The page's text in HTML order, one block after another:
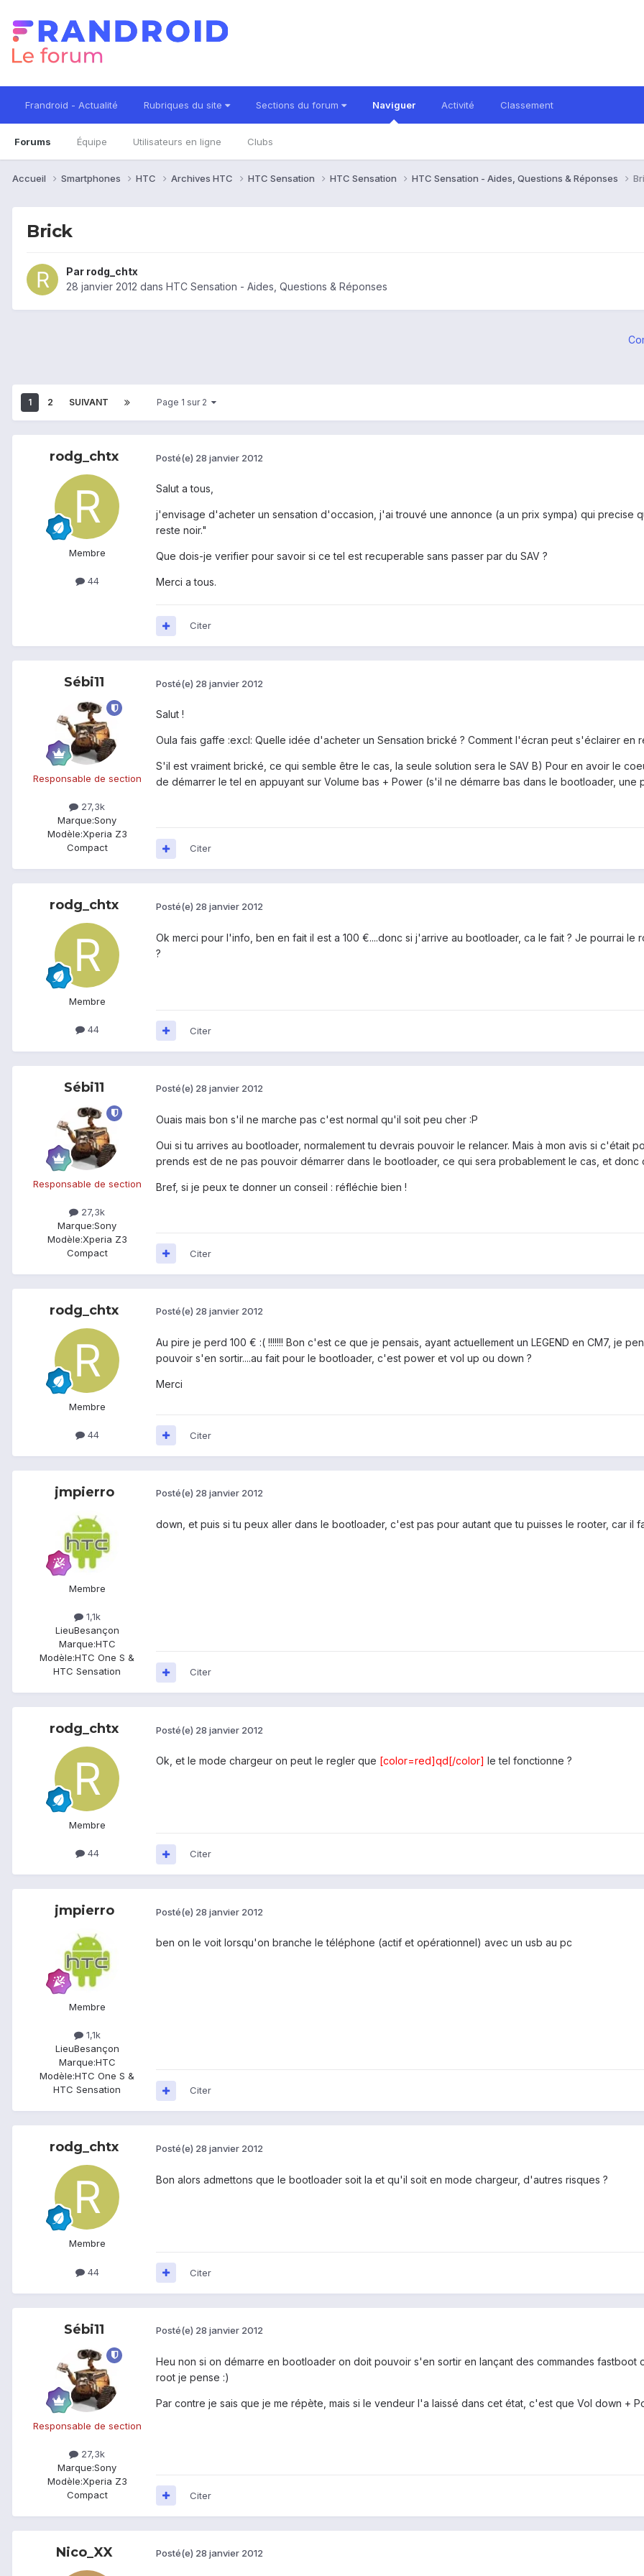
Frandroid - Actualité Rubriques du site Sections du forum Naviguer
Forums Équipe Utilisateurs en ligne Clubs
Activité Classement
Accueil Smartphones HTC Archives HTC HTC Sensation HTC Sensation HTC Sensation - Aides, Questions & Réponses
Brick
Par rodg_chtx
28 janvier 2012 dans HTC Sensation - Aides, Questions & Réponses
1 2 SUIVANT Page 1 sur 2
rodg_chtx
Membre
44
Posté(e) 28 janvier 2012
Salut a tous,
j'envisage d'acheter un sensation d'occasion, j'ai trouvé une annonce (a un prix sympa) qui precise
reste noir."
Que dois-je verifier pour savoir si ce tel est recuperable sans passer par du SAV ?
Merci a tous.
Citer
Sébi11
Responsable de section
27,3k
Marque:Sony
Modèle:Xperia Z3
Compact
Posté(e) 28 janvier 2012
Salut !
Oula fais gaffe :excl: Quelle idée d'acheter un Sensation brické ? Comment l'écran peut s'éclairer en
S'il est vraiment brické, ce qui semble être le cas, la seule solution sera le SAV B) Pour en avoir le
de démarrer le tel en appuyant sur Volume bas + Power (s'il ne démarre bas dans le bootloader,
Citer
rodg_chtx
Membre
44
Posté(e) 28 janvier 2012
Ok merci pour l'info, ben en fait il est a 100 €....donc si j'arrive au bootloader, ca le fait ? Je pourrai
?
Citer
Sébi11
Responsable de section
27,3k
Marque:Sony
Modèle:Xperia Z3
Compact
Posté(e) 28 janvier 2012
Ouais mais bon s'il ne marche pas c'est normal qu'il soit peu cher :P
Oui si tu arrives au bootloader, normalement tu devrais pouvoir le relancer. Mais à mon avis si c'était
prends est de ne pas pouvoir démarrer dans le bootloader, ce qui sera probablement le cas, et
Bref, si je peux te donner un conseil : réfléchie bien !
Citer
rodg_chtx
Membre
44
Posté(e) 28 janvier 2012
Au pire je perd 100 € :( !!!!!!! Bon c'est ce que je pensais, ayant actuellement un LEGEND en CM7, je
pouvoir s'en sortir....au fait pour le bootloader, c'est power et vol up ou down ?
Merci
Citer
jmpierro
Membre
1,1k
LieuBesançon
Marque:HTC
Modèle:HTC One S &
HTC Sensation
Posté(e) 28 janvier 2012
down, et puis si tu peux aller dans le bootloader, c'est pas pour autant que tu puisses le rooter, car
Citer
rodg_chtx
Membre
44
Posté(e) 28 janvier 2012
Ok, et le mode chargeur on peut le regler que [color=red]qd[/color] le tel fonctionne ?
Citer
jmpierro
Membre
1,1k
LieuBesançon
Marque:HTC
Modèle:HTC One S &
HTC Sensation
Posté(e) 28 janvier 2012
ben on le voit lorsqu'on branche le téléphone (actif et opérationnel) avec un usb au pc
Citer
rodg_chtx
Membre
44
Posté(e) 28 janvier 2012
Bon alors admettons que le bootloader soit la et qu'il soit en mode chargeur, d'autres risques ?
Citer
Sébi11
Responsable de section
27,3k
Marque:Sony
Modèle:Xperia Z3
Compact
Posté(e) 28 janvier 2012
Heu non si on démarre en bootloader on doit pouvoir s'en sortir en lançant des commandes fastboot
root je pense :)
Par contre je sais que je me répète, mais si le vendeur l'a laissé dans cet état, c'est que Vol down +
Citer
Nico_XX Posté(e) 28 janvier 2012